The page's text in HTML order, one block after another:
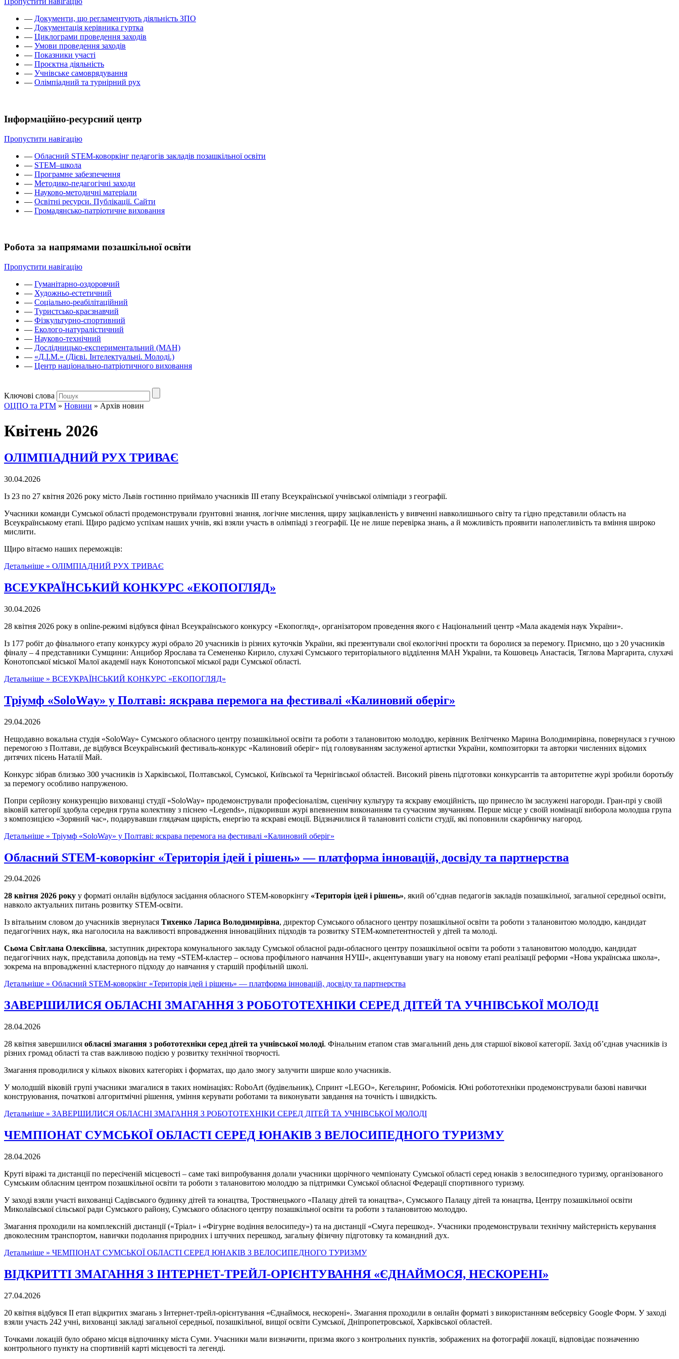
— Документи, що регламентують діяльність ЗПО
— Документація керівника гуртка
— Циклограми проведення заходів
— Умови проведення заходів
— Показники участі
— Проєктна діяльність
— Учнівське самоврядування
— Олімпіадний та турнірний рух
Інформаційно-ресурсний центр
Пропустити навігацію
— Обласний STEM-коворкінг педагогів закладів позашкільної освіти
— STEM–школа
— Програмне забезпечення
— Методико-педагогічні заходи
— Науково-методичні матеріали
— Освітні ресурси. Публікації. Сайти
— Громадянсько-патріотичне виховання
Робота за напрямами позашкільної освіти
Пропустити навігацію
— Гуманітарно-оздоровчий
— Художньо-естетичний
— Соціально-реабілітаційний
— Туристсько-краєзнавчий
— Фізкультурно-спортивний
— Еколого-натуралістичний
— Науково-технічний
— Дослідницько-експериментальний (МАН)
— «Д.І.М.» (Дієві. Інтелектуальні. Молоді.)
— Центр національно-патріотичного виховання
Ключові слова
ОЦПО та РТМ » Новини » Архів новин
Квітень 2026
ОЛІМПІАДНИЙ РУХ ТРИВАЄ
30.04.2026
Із 23 по 27 квітня 2026 року місто Львів гостинно приймало учасників ІІІ етапу Всеукраїнської учнівської олімпіади з географії.
Учасники команди Сумської області продемонстрували ґрунтовні знання, логічне мислення, щиру зацікавленість у вивченні навколишнього світу та гідно представили область на
Всеукраїнському етапі. Щиро радіємо успіхам наших учнів, які взяли участь в олімпіаді з географії. Це не лише перевірка знань, а й можливість проявити наполегливість та вміння широко
мислити.
Щиро вітаємо наших переможців:
Детальніше » ОЛІМПІАДНИЙ РУХ ТРИВАЄ
ВСЕУКРАЇНСЬКИЙ КОНКУРС «ЕКОПОГЛЯД»
30.04.2026
28 квітня 2026 року в online-режимі відбувся фінал Всеукраїнського конкурсу «Екопогляд», організатором проведення якого є Національний центр «Мала академія наук України».
Із 177 робіт до фінального етапу конкурсу журі обрало 20 учасників із різних куточків України, які презентували свої екологічні проєкти та боролися за перемогу. Приємно, що з 20 учасників
фіналу – 4 представники Сумщини: Анцибор Ярослава та Семененко Кирило, слухачі Сумського територіального відділення МАН України, та Кошовець Анастасія, Тяглова Маргарита, слухачі
Конотопської міської Малої академії наук Конотопської міської ради Сумської області.
Детальніше » ВСЕУКРАЇНСЬКИЙ КОНКУРС «ЕКОПОГЛЯД»
Тріумф «SoloWay» у Полтаві: яскрава перемога на фестивалі «Калиновий оберіг»
29.04.2026
Нещодавно вокальна студія «SoloWay» Сумського обласного центру позашкільної освіти та роботи з талановитою молоддю, керівник Велітченко Марина Володимирівна, повернулася з гучною
перемогою з Полтави, де відбувся Всеукраїнський фестиваль-конкурс «Калиновий оберіг» під головуванням заслуженої артистки України, композиторки та авторки численних відомих
дитячих пісень Наталії Май.
Конкурс зібрав близько 300 учасників із Харківської, Полтавської, Сумської, Київської та Чернігівської областей. Високий рівень підготовки конкурсантів та авторитетне журі зробили боротьбу
за перемогу особливо напруженою.
Попри серйозну конкуренцію вихованці студії «SoloWay» продемонстрували професіоналізм, сценічну культуру та яскраву емоційність, що принесло їм заслужені нагороди. Гран-прі у своїй
віковій категорії здобула середня група колективу з піснею «Legends», підкоривши журі впевненим виконанням та сучасним звучанням. Перше місце у своїй номінації виборола молодша група
з композицією «Зоряний час», подарувавши глядачам щирість, енергію та яскраві емоції. Відзначилися й талановиті солісти студії, які поповнили скарбничку нагород.
Детальніше » Тріумф «SoloWay» у Полтаві: яскрава перемога на фестивалі «Калиновий оберіг»
Обласний STEM-коворкінг «Територія ідей і рішень» — платформа інновацій, досвіду та партнерства
29.04.2026
28 квітня 2026 року у форматі онлайн відбулося засідання обласного STEM-коворкінгу «Територія ідей і рішень», який об’єднав педагогів закладів позашкільної, загальної середньої освіти,
навколо актуальних питань розвитку STEM-освіти.
Із вітальним словом до учасників звернулася Тихенко Лариса Володимирівна, директор Сумського обласного центру позашкільної освіти та роботи з талановитою молоддю, кандидат
педагогічних наук, яка наголосила на важливості впровадження інноваційних підходів та розвитку STEM-компетентностей у дітей та молоді.
Сьома Світлана Олексіївна, заступник директора комунального закладу Сумської обласної ради-обласного центру позашкільної освіти та роботи з талановитою молоддю, кандидат
педагогічних наук, представила доповідь на тему «STEM-кластер – основа профільного навчання НУШ», акцентувавши увагу на новому етапі реалізації реформи «Нова українська школа»,
зокрема на впровадженні кластерного підходу до навчання у старшій профільній школі.
Детальніше » Обласний STEM-коворкінг «Територія ідей і рішень» — платформа інновацій, досвіду та партнерства
ЗАВЕРШИЛИСЯ ОБЛАСНІ ЗМАГАННЯ З РОБОТОТЕХНІКИ СЕРЕД ДІТЕЙ ТА УЧНІВСЬКОЇ МОЛОДІ
28.04.2026
28 квітня завершилися обласні змагання з робототехніки серед дітей та учнівської молоді. Фінальним етапом став змагальний день для старшої вікової категорії. Захід об’єднав учасників із
різних громад області та став важливою подією у розвитку технічної творчості.
Змагання проводилися у кількох вікових категоріях і форматах, що дало змогу залучити ширше коло учасників.
У молодшій віковій групі учасники змагалися в таких номінаціях: RoboArt (будівельник), Спринт «LEGO», Кегельринг, Робомісія. Юні робототехніки продемонстрували базові навички
конструювання, початкові алгоритмічні рішення, уміння керувати роботами та виконувати завдання на точність і швидкість.
Детальніше » ЗАВЕРШИЛИСЯ ОБЛАСНІ ЗМАГАННЯ З РОБОТОТЕХНІКИ СЕРЕД ДІТЕЙ ТА УЧНІВСЬКОЇ МОЛОДІ
ЧЕМПІОНАТ СУМСЬКОЇ ОБЛАСТІ СЕРЕД ЮНАКІВ З ВЕЛОСИПЕДНОГО ТУРИЗМУ
28.04.2026
Круті віражі та дистанції по пересіченій місцевості – саме такі випробування долали учасники щорічного чемпіонату Сумської області серед юнаків з велосипедного туризму, організованого
Сумським обласним центром позашкільної освіти та роботи з талановитою молоддю за підтримки Сумської обласної Федерації спортивного туризму.
У заході взяли участі вихованці Садівського будинку дітей та юнацтва, Тростянецького «Палацу дітей та юнацтва», Сумського Палацу дітей та юнацтва, Центру позашкільної освіти
Миколаївської сільської ради Сумського району, Сумського обласного центру позашкільної освіти та роботи з талановитою молоддю.
Змагання проходили на комплексній дистанції («Тріал» і «Фігурне водіння велосипеду») та на дистанції «Смуга перешкод». Учасники продемонстрували технічну майстерність керування
двоколесним транспортом, навички подолання природних і штучних перешкод, загальну фізичну підготовку та командний дух.
Детальніше » ЧЕМПІОНАТ СУМСЬКОЇ ОБЛАСТІ СЕРЕД ЮНАКІВ З ВЕЛОСИПЕДНОГО ТУРИЗМУ
ВІДКРИТТІ ЗМАГАННЯ З ІНТЕРНЕТ-ТРЕЙЛ-ОРІЄНТУВАННЯ «ЄДНАЙМОСЯ, НЕСКОРЕНІ»
27.04.2026
20 квітня відбувся ІІ етап відкритих змагань з Інтернет-трейл-орієнтування «Єднаймося, нескорені». Змагання проходили в онлайн форматі з використанням вебсервісу Google Форм. У заході
взяли участь 242 учні, вихованці закладі загальної середньої, позашкільної, вищої освіти Сумської, Дніпропетровської, Харківської областей.
Точками локацій було обрано місця відпочинку міста Суми. Учасники мали визначити, призма якого з контрольних пунктів, зображених на фотографії локації, відповідає позначенню
контрольного пункту на спортивній карті місцевості та легенді.